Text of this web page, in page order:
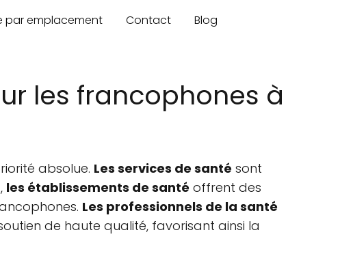
par emplacement Contact Blog
les francophones à
absolue. Les services de santé sont
les établissements de santé offrent des
Les professionnels de la santé
de haute qualité, favorisant ainsi la